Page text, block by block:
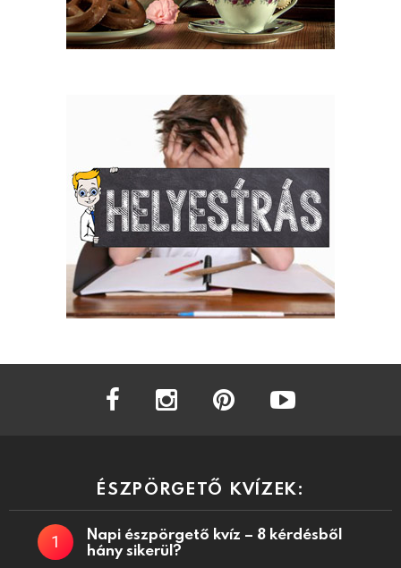
facebook instagram
ÉSZPÖRGETŐ KVÍZEK:
Napi észpörgető kvíz – 8 kérdésből
hány sikerül?